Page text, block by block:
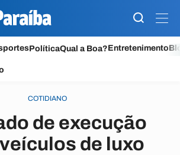
PolíticaQual a Boa?Entretenimento
COTIDIANO
de execução
de luxo